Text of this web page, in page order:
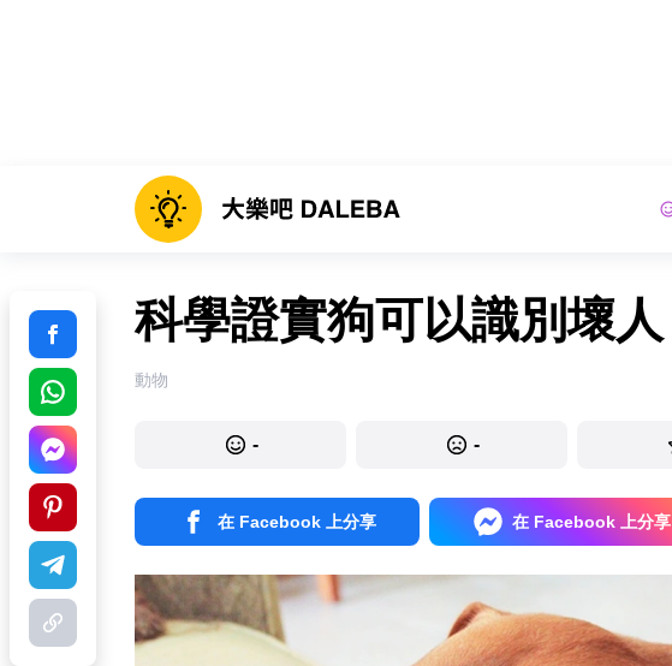
科學證實狗可以識別壞人
動物
- -
在 Facebook 上分享 在 Facebook 上分享